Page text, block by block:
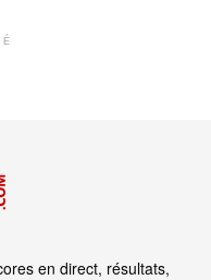
en direct, résultats,